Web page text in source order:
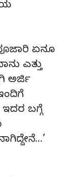
ಏನೂ
ಎತ್ತು
ಅರ್ಜಿ
ಬಗ್ಗೆ